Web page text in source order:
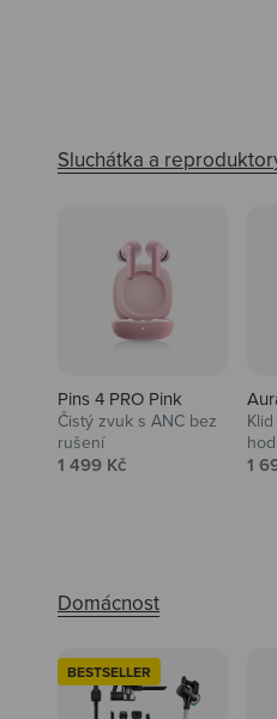
Pins 4 PRO Pink
Čistý zvuk s ANC bez
rušení
Prodejní cena
1 499 Kč 1
BESTSELLER